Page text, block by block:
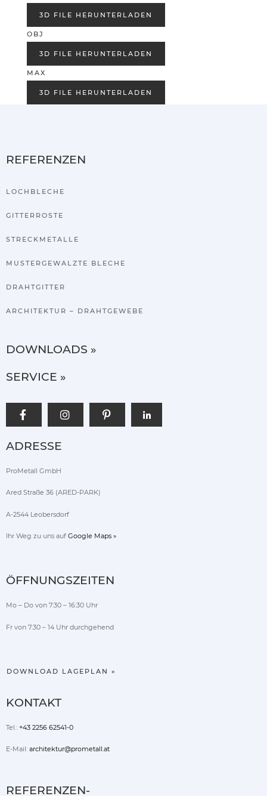
3D FILE HERUNTERLADEN
OBJ
3D FILE HERUNTERLADEN
MAX
3D FILE HERUNTERLADEN
REFERENZEN
LOCHBLECHE
GITTERROSTE
STRECKMETALLE
MUSTERGEWALZTE BLECHE
DRAHTGITTER
ARCHITEKTUR – DRAHTGEWEBE
DOWNLOADS »
SERVICE »
ADRESSE
ProMetall GmbH
Ared Straße 36 (ARED-PARK)
A-2544 Leobersdorf
Ihr Weg zu uns auf Google Maps »
ÖFFNUNGSZEITEN
Mo – Do von 7:30 – 16:30 Uhr
Fr von 7:30 – 14 Uhr durchgehend
DOWNLOAD LAGEPLAN »
KONTAKT
Tel.: +43 2256 62541-0
E-Mail: architektur@prometall.at
REFERENZEN-